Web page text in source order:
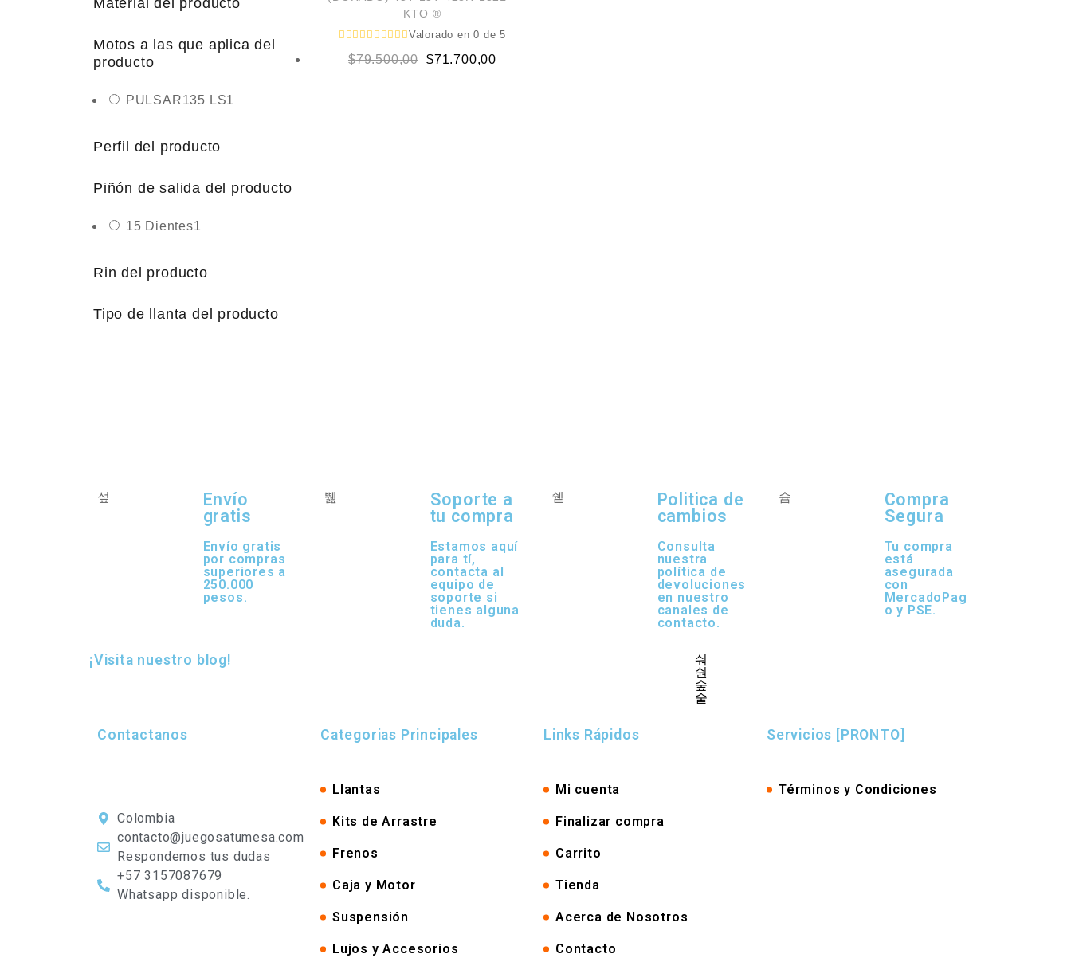
Material del producto
Motos a las que aplica del
producto
PULSAR135 LS1
Perfil del producto
Piñón de salida del producto
15 Dientes1
Rin del producto
Tipo de llanta del producto
KTO ®
Valorado en0 de 5
$79.500,00 $71.700,00
Envío
gratis
Envío gratis
por compras
superiores a
250.000
pesos.
Soporte a
tu compra
Estamos aquí
para tí,
contacta al
equipo de
soporte si
tienes alguna
duda.
Politica de
cambios
Consulta
nuestra
política de
devoluciones
en nuestro
canales de
contacto.
Compra
Segura
Tu compra
está
asegurada
con
MercadoPag
o y PSE.
¡Visita nuestro blog!
Contactanos
Colombia
contacto@juegosatumesa.com
Respondemos tus dudas
+57 3157087679
Whatsapp disponible.
Categorias Principales
Llantas
Kits de Arrastre
Frenos
Caja y Motor
Suspensión
Lujos y Accesorios
Links Rápidos
Mi cuenta
Finalizar compra
Carrito
Tienda
Acerca de Nosotros
Contacto
Servicios [PRONTO]
Términos y Condiciones